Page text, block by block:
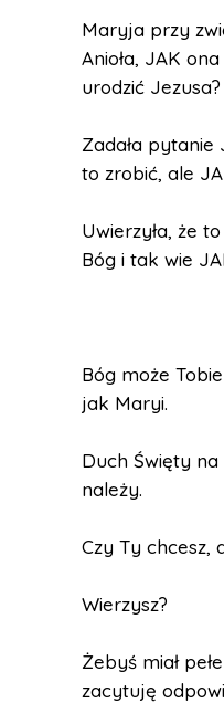
Maryja przy
Anioła, JAK
urodzić Jezusa?
Zadała pytanie
to zrobić, ale
Uwierzyła, że
Bóg i tak wie
Bóg może
jak Maryi.
Duch Święty na
należy.
Czy Ty chcesz,
Wierzysz?
Żebyś miał
zacytuję